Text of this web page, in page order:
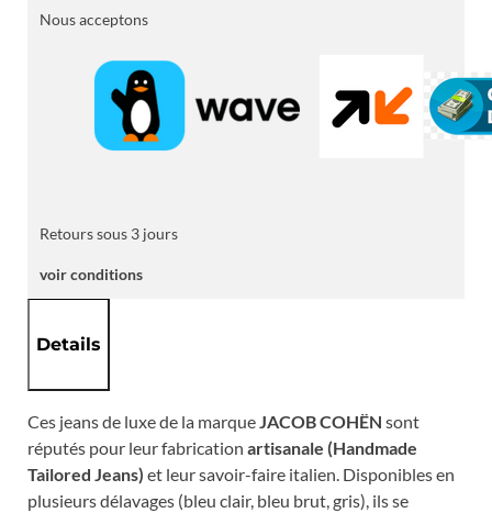
Nous acceptons
Retours sous 3 jours
voir conditions
Details
Ces jeans de luxe de la marqueJACOB COHËN sont
réputés pour leur fabricationartisanale (Handmade
Tailored Jeans) et leur savoir-faire italien. Disponibles en
plusieurs délavages (bleu clair, bleu brut, gris), ils se